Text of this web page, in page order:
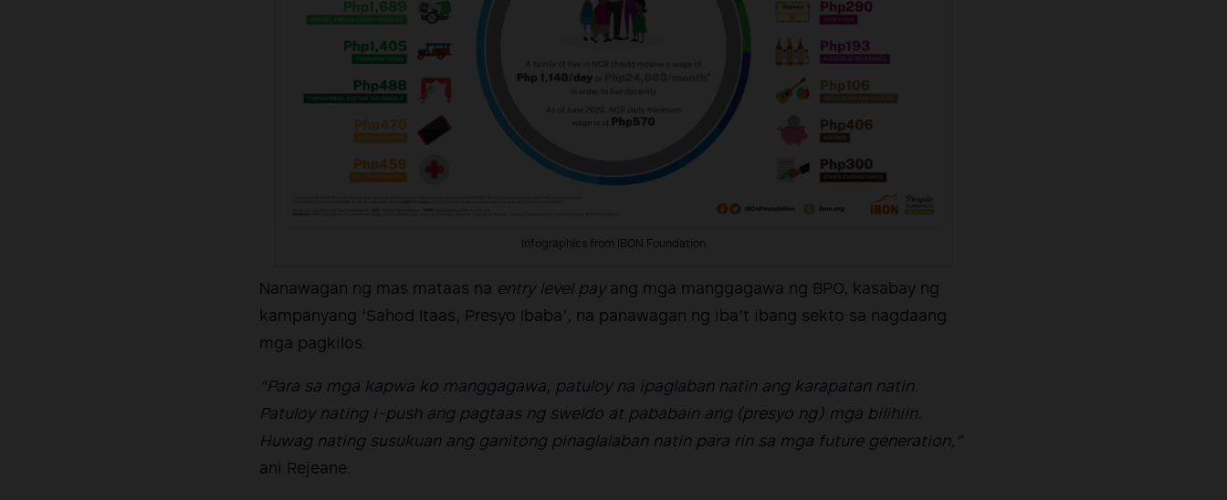
Infographics from IBON Foundation
Nanawagan ng mas mataas na entry level payang mga manggagawa ng BPO, kasabay ng
kampanyang ‘Sahod Itaas, Presyo Ibaba’, na panawagan ng iba’t ibang sekto sa nagdaang
mga pagkilos.
“Para sa mga kapwa ko manggagawa, patuloy na ipaglaban natin ang karapatan natin.
Patuloy nating i-push ang pagtaas ng sweldo at pababain ang (presyo ng) mga bilihiin.
Huwag nating susukuan ang ganitong pinaglalaban natin para rin sa mga future generation,”
ani Rejeane.